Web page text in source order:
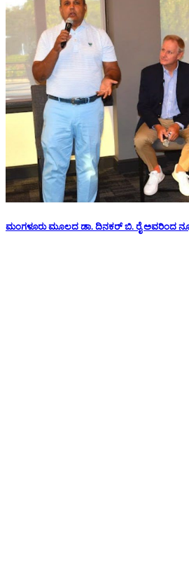
ಮಂಗಳೂರು ಮೂಲದ ಡಾ. ದಿನಕರ್ ಬಿ. ರೈ ಅವರಿಂದ